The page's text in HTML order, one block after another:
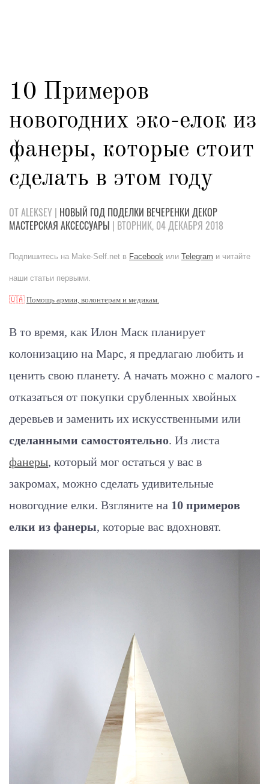
10 Примеров
новогодних эко-елок из
фанеры, которые стоит
сделать в этом году
ОТ ALEKSEY | НОВЫЙ ГОД ПОДЕЛКИ ВЕЧЕРЕНКИ ДЕКОР
МАСТЕРСКАЯ АКСЕССУАРЫ | ВТОРНИК, 04 ДЕКАБРЯ 2018
Подпишитесь на Make-Self.net в Facebook или Telegram и читайте
наши статьи первыми.
🇺🇦Помощь армии, волонтерам и медикам.
В то время, как Илон Маск планирует
колонизацию на Марс, я предлагаю любить и
ценить свою планету. А начать можно с малого -
отказаться от покупки срубленных хвойных
деревьев и заменить их искусственными или
сделанными самостоятельно. Из листа
фанеры, который мог остаться у вас в
закромах, можно сделать удивительные
новогодние елки. Взгляните на 10 примеров
елки из фанеры, которые вас вдохновят.